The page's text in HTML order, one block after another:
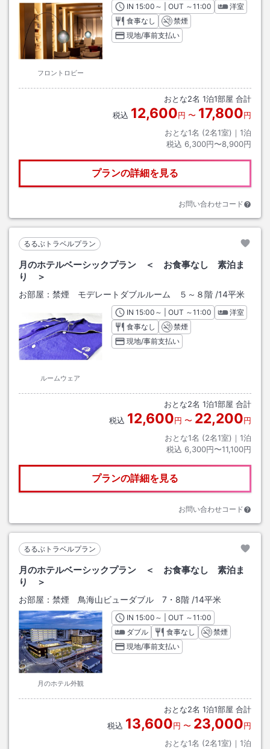
フロントロビー
INチェックイン
15:00 ～ | OUT チェックアウト
～11:00
洋室
食事なし
禁煙
現地/事前支払い
おとな2名 1泊1部屋 合計
税込 12,600円 〜 17,800円
おとな1名 (2名1室)｜ 1泊
税込 6,300円〜8,900円
プランの詳細を見る
お問い合わせコード
るるぶトラベルプラン
月のホテルベーシックプラン ＜ お食事なし 素泊ま
り ＞
お部屋： 禁煙 モデレートダブルルーム ５～８階 /14平米
ルームウェア
INチェックイン
15:00 ～ | OUT チェックアウト
～11:00
洋室
食事なし
禁煙
現地/事前支払い
おとな2名 1泊1部屋 合計
税込 12,600円 〜 22,200円
おとな1名 (2名1室)｜ 1泊
税込 6,300円〜11,100円
プランの詳細を見る
お問い合わせコード
るるぶトラベルプラン
月のホテルベーシックプラン ＜ お食事なし 素泊ま
り ＞
お部屋： 禁煙 鳥海山ビューダブル 7・8階 /14平米
月のホテル外観
INチェックイン
15:00 ～ | OUT チェックアウト
～11:00
ダブル
食事なし
禁煙
現地/事前支払い
おとな2名 1泊1部屋 合計
税込 13,600円 〜 23,000円
おとな1名 (2名1室)｜ 1泊